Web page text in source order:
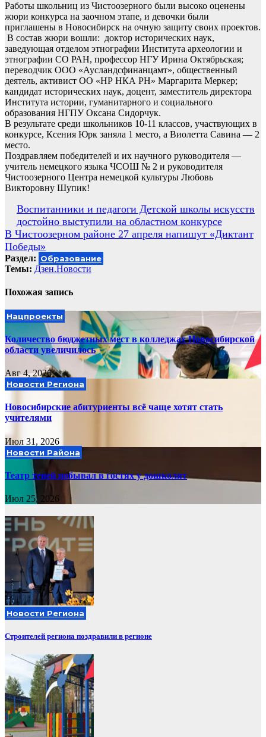
Работы школьниц из Чистоозерного были высоко оценены
жюри конкурса на заочном этапе, и девочки были
приглашены в Новосибирск на очную защиту своих проектов.
В состав жюри вошли: доктор исторических наук,
заведующая отделом этнографии Института археологии и
этнографии СО РАН, профессор НГУ Ирина Октябрьская;
переводчик ООО «Аусландсфинанцамт», общественный
деятель, активист ОО «НР НКА РН» Маргарита Меркер;
кандидат исторических наук, доцент, заместитель директора
Института истории, гуманитарного и социального
образования НГПУ Оксана Сидорчук.
В результате среди школьников 10-11 классов, участвующих в
конкурсе, Ксения Юрк заняла 1 место, а Виолетта Савина — 2
место.
Поздравляем победителей и их научного руководителя —
учитель немецкого языка ЧСОШ № 2 и руководителя
Чистоозерного Центра немецкой культуры Любовь
Викторовну Шупик!
Навигация
по
записям
Воспитанники и педагоги Детской школы искусств
достойно выступили на областном конкурсе
В Чистоозерном районе 27 апреля напишут «Диктант
Победы»
Раздел: Образование
Темы: Дзен.Новости
Похожая запись
Нацпроекты
Количество бюджетных мест в колледжах Новосибирской
области увеличилось
Авг 4, 2026
Новости Региона
Новосибирские абитуриенты всё чаще хотят стать
учителями
Июл 31, 2026
Новости Района
Театр теней побывал в гостях у дошколят
Июл 25, 2026
Новости Региона
Строителей региона поздравили в регионе